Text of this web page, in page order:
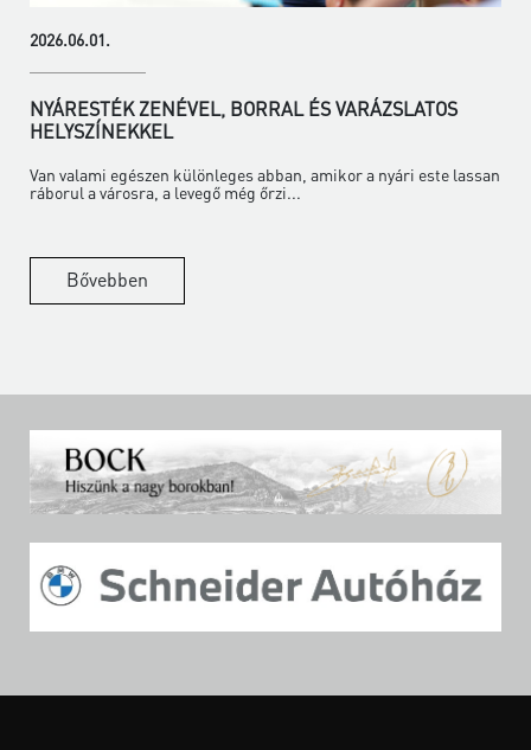
2026.06.01.
NYÁRESTÉK ZENÉVEL, BORRAL ÉS VARÁZSLATOS
HELYSZÍNEKKEL
Van valami egészen különleges abban, amikor a nyári este lassan
ráborul a városra, a levegő még őrzi...
Bővebben